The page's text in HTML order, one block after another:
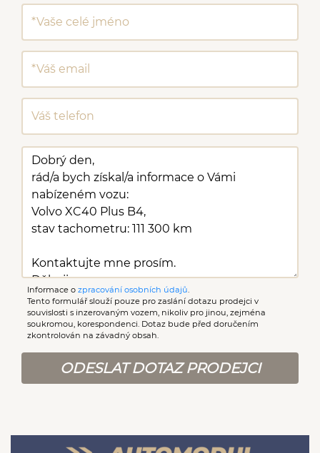
Informace o zpracování osobních údajů.
Tento formulář slouží pouze pro zaslání dotazu prodejci v
souvislosti s inzerovaným vozem, nikoliv pro jinou, zejména
soukromou, korespondenci. Dotaz bude před doručením
zkontrolován na závadný obsah.
ODESLAT DOTAZ PRODEJCI